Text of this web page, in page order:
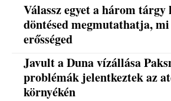
Válassz egyet a három tárgy
döntésed megmutathatja,
erősséged
Javult a Duna vízállása
problémák jelentkeztek az
környékén